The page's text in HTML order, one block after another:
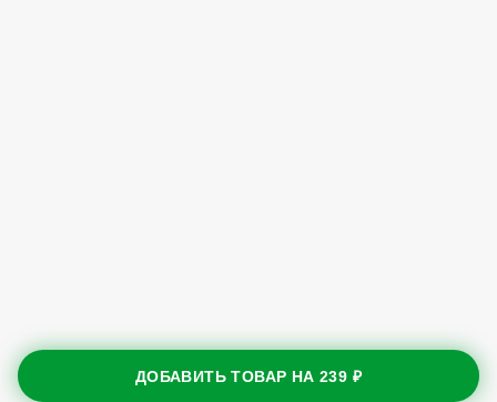
ДОБАВИТЬ ТОВАР НА239 ₽